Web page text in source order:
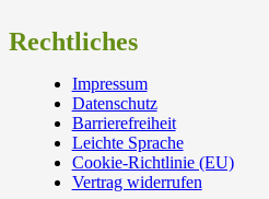
Rechtliches
Impressum
Datenschutz
Barrierefreiheit
Leichte Sprache
Cookie-Richtlinie (EU)
Vertrag widerrufen